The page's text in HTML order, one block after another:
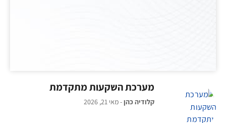
מערכת השקעות מתקדמת
קלודיה כהן מאי 21, 2026